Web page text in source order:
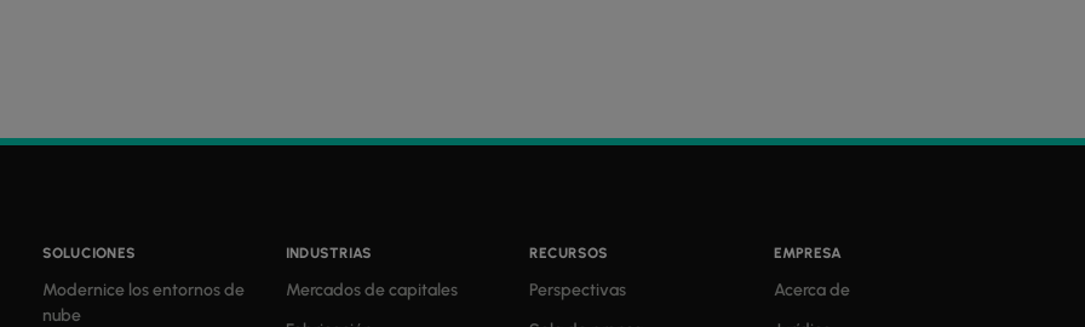
SOLUCIONES
Modernice los entornos de
nube
INDUSTRIAS
Mercados de capitales
RECURSOS
Perspectivas
EMPRESA
Acerca de